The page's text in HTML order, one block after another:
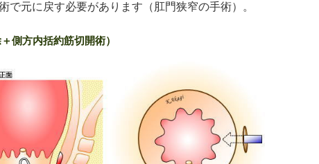
で元に戻す必要があります（肛門狭窄の手術）。
側方内括約筋切開術）